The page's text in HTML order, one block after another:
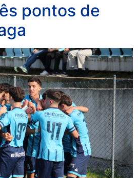
pontos de